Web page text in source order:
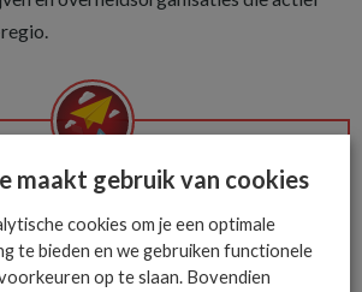
wereld is snel. Mis
niets.
maakt gebruik van cookies
cookies om je een optimale
te bieden en we gebruiken functionele
op te slaan. Bovendien